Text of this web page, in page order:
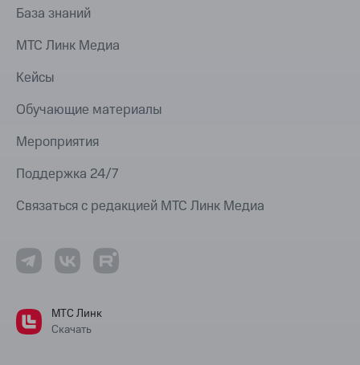
База знаний
МТС Линк Медиа
Кейсы
Обучающие материалы
Мероприятия
Поддержка 24/7
Связаться с редакцией МТС Линк Медиа
МТС Линк
Скачать